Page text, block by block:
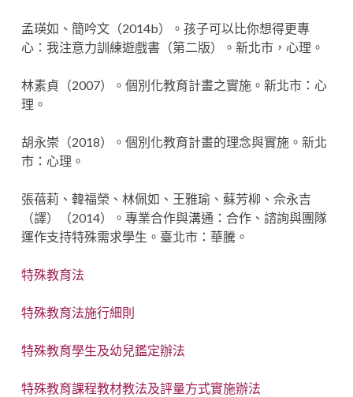
孟瑛如、簡吟文（2014b）。孩子可以比你想得更專
心：我注意力訓練遊戲書（第二版）。新北市，心理。
林素貞（2007）。個別化教育計畫之實施。新北市：心
理。
胡永崇（2018）。個別化教育計畫的理念與實施。新北
市：心理。
張蓓莉、韓福榮、林佩如、王雅瑜、蘇芳柳、佘永吉
（譯）（2014）。專業合作與溝通：合作、諮詢與團隊
運作支持特殊需求學生。臺北市：華騰。
特殊教育法
特殊教育法施行細則
特殊教育學生及幼兒鑑定辦法
特殊教育課程教材教法及評量方式實施辦法